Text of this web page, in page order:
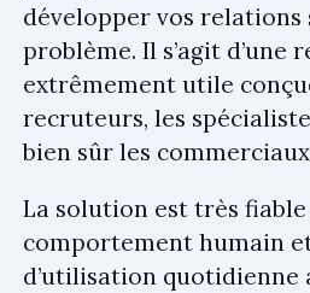
développer vos relations
problème. Il s’agit d’une
extrêmement utile
recruteurs, les
bien sûr les
La solution est très
comportement humain
d’utilisation quotidienne